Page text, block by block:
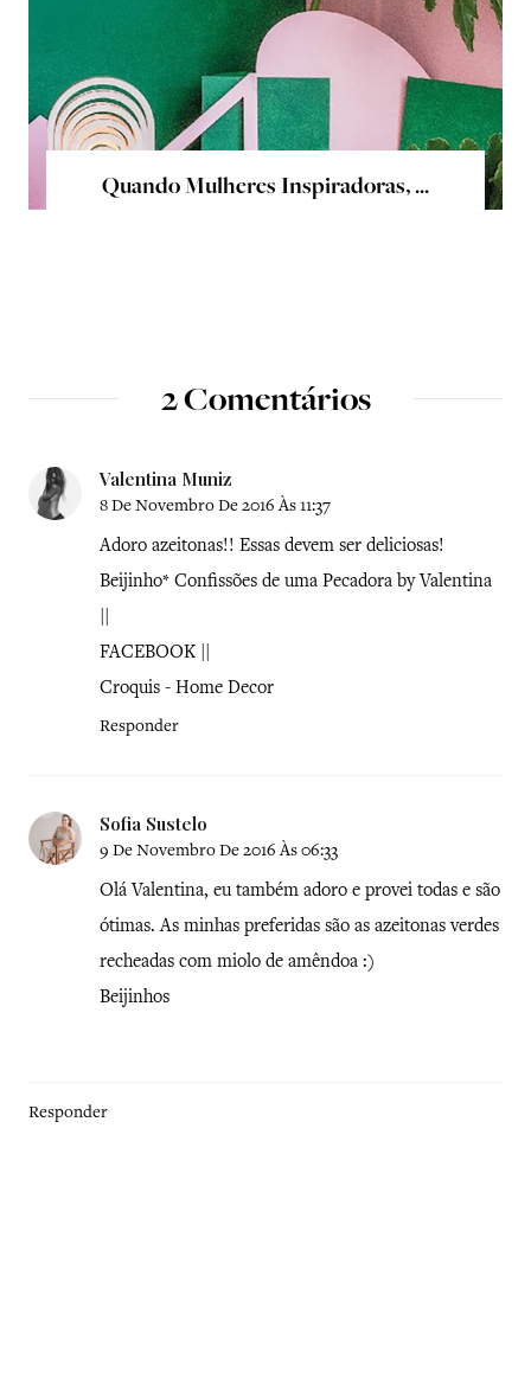
Quando Mulheres Inspiradoras, ...
2 Comentários
Valentina Muniz
8 De Novembro De 2016 Às 11:37
Adoro azeitonas!! Essas devem ser deliciosas!
Beijinho* Confissões de uma Pecadora by Valentina
FACEBOOK
Croquis - Home Decor
Responder
Sofia Sustelo
9 De Novembro De 2016 Às 06:33
Olá Valentina, eu também adoro e provei todas e são
ótimas. As minhas preferidas são as azeitonas verdes
recheadas com miolo de amêndoa :)
Beijinhos
Responder